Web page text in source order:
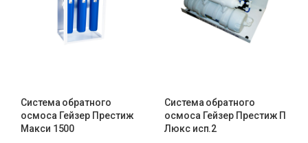
Система обратного
осмоса Гейзер Престиж
Макси 1500
Система обратного
осмоса Гейзер Престиж П
Люкс исп.2